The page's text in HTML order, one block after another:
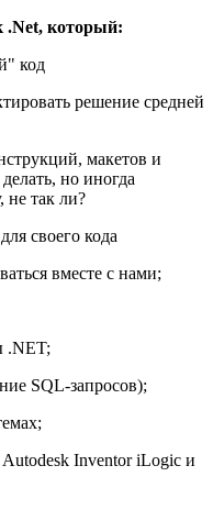
.Net, который:
код
решение средней
макетов и
но иногда
не так ли?
своего кода
вместе с нами;
.NET;
SQL-запросов);
Inventor iLogic и